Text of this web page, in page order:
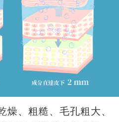
燥、粗糙、毛孔粗大、